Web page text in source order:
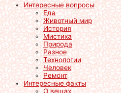
Интересные вопросы
Еда
Животный мир
История
Мистика
Природа
Разное
Технологии
Человек
Ремонт
Интересные факты
О вещах